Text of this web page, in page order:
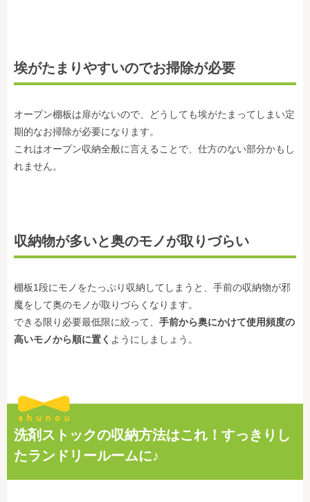
埃がたまりやすいのでお掃除が必要
オープン棚板は扉がないので、どうしても埃がたまってしまい定
期的なお掃除が必要になります。
これはオープン収納全般に言えることで、仕方のない部分かもし
れません。
収納物が多いと奥のモノが取りづらい
棚板1段にモノをたっぷり収納してしまうと、手前の収納物が邪
魔をして奥のモノが取りづらくなります。
できる限り必要最低限に絞って、 手前から奥にかけて使用頻度の
高いモノから順に置く ようにしましょう。
洗剤ストックの収納方法はこれ！すっきりし
たランドリールームに♪